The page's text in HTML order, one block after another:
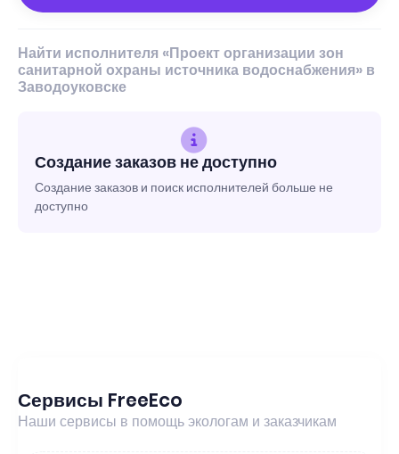
Найти исполнителя «Проект организации зон
санитарной охраны источника водоснабжения» в
Заводоуковске
Создание заказов не доступно
Создание заказов и поиск исполнителей больше не
доступно
Сервисы FreeEco
Наши сервисы в помощь экологам и заказчикам